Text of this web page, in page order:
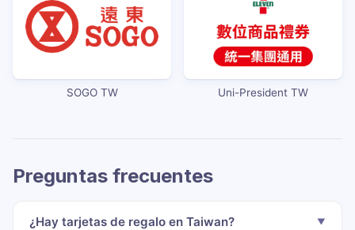
SOGO TW Uni-President TW
Preguntas frecuentes
¿Hay tarjetas de regalo en Taiwan?